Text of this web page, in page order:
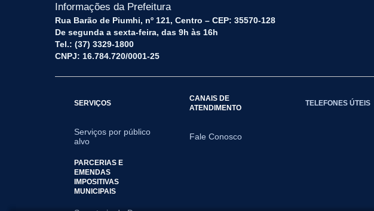
Informações da Prefeitura
Rua Barão de Piumhi, nº 121, Centro – CEP: 35570-128
De segunda a sexta-feira, das 9h às 16h
Tel.: (37) 3329-1800
CNPJ: 16.784.720/0001-25
SERVIÇOS
Serviços por público
alvo
CANAIS DE
ATENDIMENTO
Fale Conosco
TELEFONES ÚTEIS
PARCERIAS E
EMENDAS
IMPOSITIVAS
MUNICIPAIS